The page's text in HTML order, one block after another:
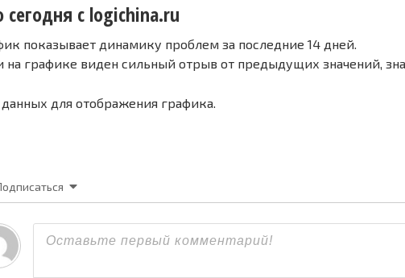
сегодня с logichina.ru
показывает динамику проблем за последние 14 дней.
на графике виден сильный отрыв от предыдущих значений,
для отображения графика.